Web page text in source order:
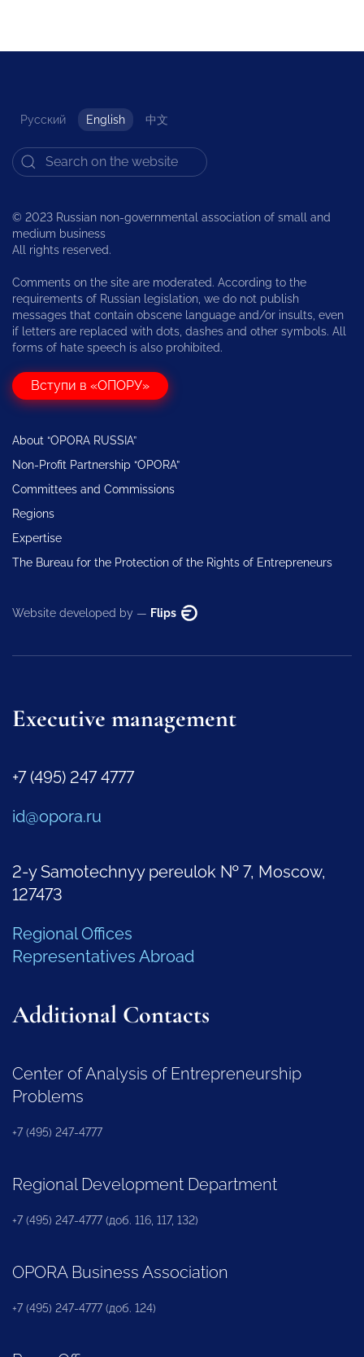
Русский English 中文
© 2023 Russian non-governmental association of small and
medium business
All rights reserved.
Comments on the site are moderated. According to the
requirements of Russian legislation, we do not publish
messages that contain obscene language and/or insults, even
if letters are replaced with dots, dashes and other symbols. All
forms of hate speech is also prohibited.
Вступи в «ОПОРУ»
About “OPORA RUSSIA”
Non-Profit Partnership “OPORA”
Committees and Commissions
Regions
Expertise
The Bureau for the Protection of the Rights of Entrepreneurs
Website developed by — Flips
Executive management
+7 (495) 247 4777
id@opora.ru
2-y Samotechnyy pereulok № 7, Moscow,
127473
Regional Offices
Representatives Abroad
Additional Contacts
Center of Analysis of Entrepreneurship
Problems
+7 (495) 247-4777
Regional Development Department
+7 (495) 247-4777 (доб. 116, 117, 132)
OPORA Business Association
+7 (495) 247-4777 (доб. 124)